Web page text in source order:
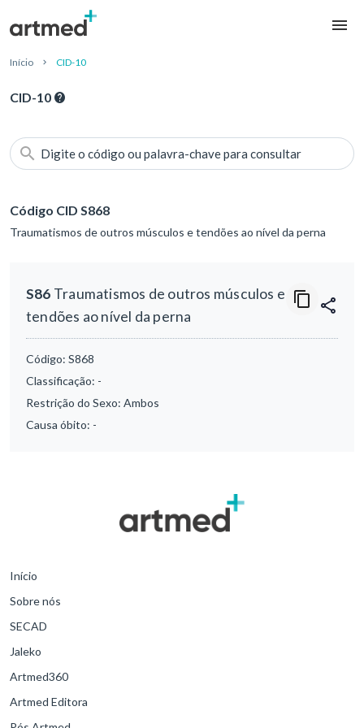
Início CID-10
CID-10
Digite o código ou palavra-chave para consultar
Código CID S868
Traumatismos de outros músculos e tendões ao nível da perna
S86 Traumatismos de outros músculos e
tendões ao nível da perna
Código: S868
Classificação: -
Restrição do Sexo: Ambos
Causa óbito: -
Início
Sobre nós
SECAD
Jaleko
Artmed360
Artmed Editora